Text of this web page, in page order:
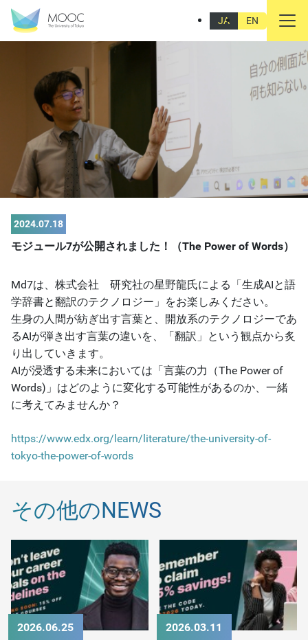
JA EN
2024.07.18
モジュール7が公開されました！（The Power of Words）
Md7は、株式会社 研究社の星野龍氏による「生成AIと語
学辞書と翻訳のテクノロジー」をお楽しみください。
生身の人間が紡ぎ出す言葉と、開放系のテクノロジーであ
るAIが弾き出す言葉の違いを、「翻訳」という観点から炙
り出していきます。
AIが浸透する未来においては「言葉の力（The Power of
Words)」はどのように変化する可能性があるのか、一緒
に考えてみませんか？
https://www.edx.org/learn/literature/the-university-of-
tokyo-the-power-of-words
その他のNEWS
2026.06.25 2026.03.11